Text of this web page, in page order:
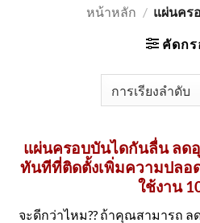
หน้าหลัก / แผ่นคร
คัดกร
แผ่นครอบบันไดกันลื่น ลด
ทันทีที่ติดตั้งเพิ่มความปลอ
ใช้งาน
จะดีกว่าไหม?? ถ้าคุณสามารถ ล